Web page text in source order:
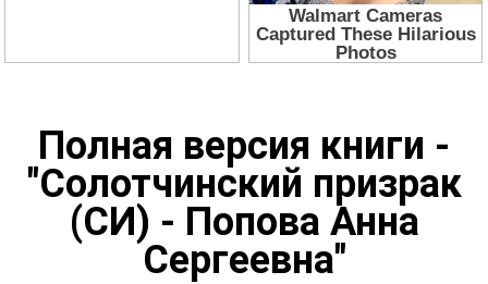
Полная версия книги -
"Солотчинский призрак
(СИ) - Попова Анна
Сергеевна"